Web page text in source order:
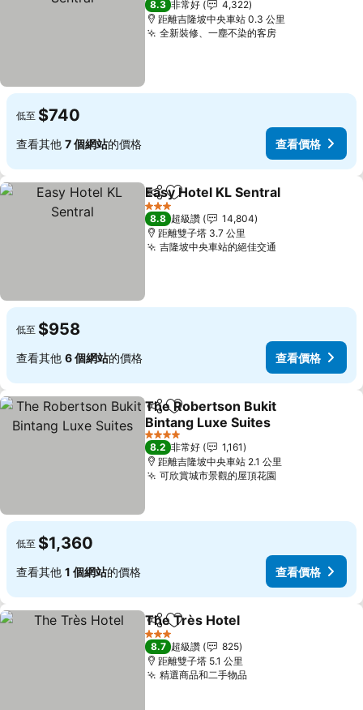
8.3 非常好
4,322
距離吉隆坡中央車站 0.3 公里
全新裝修、一塵不染的客房
低至 $740
查看其他 7 個網站的價格 查看價格
分享 加入我的最愛
Easy Hotel KL Sentral
3 星級
8.8 超級讚
14,804
距離雙子塔 3.7 公里
吉隆坡中央車站的絕佳交通
低至 $958
查看其他 6 個網站的價格 查看價格
分享 加入我的最愛
The Robertson Bukit
Bintang Luxe Suites
4 星級
8.2 非常好
1,161
距離吉隆坡中央車站 2.1 公里
可欣賞城市景觀的屋頂花園
低至 $1,360
查看其他 1 個網站的價格 查看價格
分享 加入我的最愛
The Très Hotel
3 星級
8.7 超級讚
825
距離雙子塔 5.1 公里
精選商品和二手物品